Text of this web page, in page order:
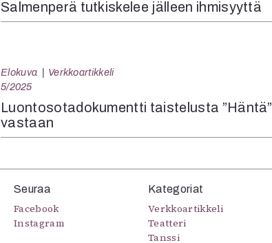
Salmenperä tutkiskelee jälleen ihmisyyttä
Elokuva
Verkkoartikkeli
5/2025
Luontosotadokumentti taistelusta ”Häntä”
vastaan
Seuraa
Facebook
Instagram
Kategoriat
Verkkoartikkeli
Teatteri
Tanssi